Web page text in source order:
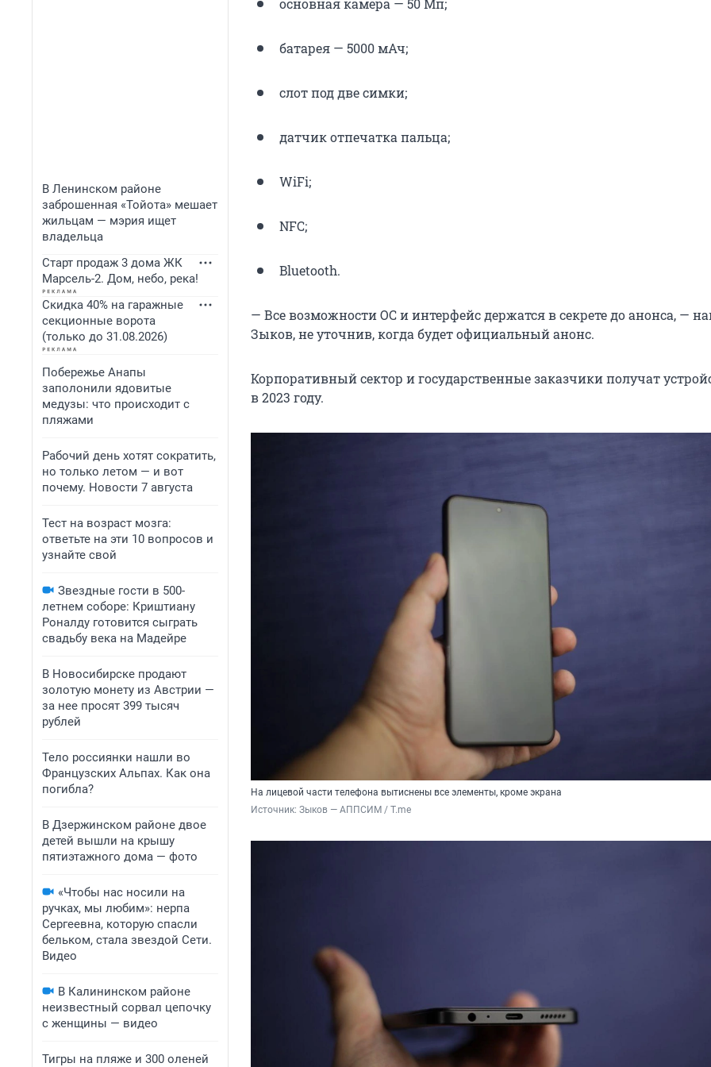
В Ленинском районе
заброшенная «Тойота» мешает
жильцам — мэрия ищет
владельца
Старт продаж 3 дома ЖК
Марсель-2. Дом, небо, река!
Скидка 40% на гаражные
секционные ворота
(только до 31.08.2026)
Побережье Анапы
заполонили ядовитые
медузы: что происходит с
пляжами
Рабочий день хотят сократить,
но только летом — и вот
почему. Новости 7 августа
Тест на возраст мозга:
ответьте на эти 10 вопросов и
узнайте свой
Звездные гости в 500-
летнем соборе: Криштиану
Роналду готовится сыграть
свадьбу века на Мадейре
В Новосибирске продают
золотую монету из Австрии —
за нее просят 399 тысяч
рублей
Тело россиянки нашли во
Французских Альпах. Как она
погибла?
В Дзержинском районе двое
детей вышли на крышу
пятиэтажного дома — фото
«Чтобы нас носили на
ручках, мы любим»: нерпа
Сергеевна, которую спасли
бельком, стала звездой Сети.
Видео
В Калининском районе
неизвестный сорвал цепочку
с женщины — видео
Тигры на пляже и 300 оленей
основная камера — 50 Мп;
батарея — 5000 мАч;
слот под две симки;
датчик отпечатка пальца;
WiFi;
NFC;
Bluetooth.
— Все возможности ОС и интерфейс держатся в секрете до анонса, —
Зыков, не уточнив, когда будет официальный анонс.
Корпоративный сектор и государственные заказчики получат
в 2023 году.
На лицевой части телефона вытиснены все элементы, кроме экрана
Источник: Зыков — АППСИМ / T.me